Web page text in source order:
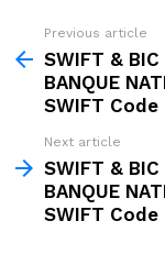
more
Previous article
SWIFT & BIC
BANQUE
SWIFT Code
Next article
SWIFT & BIC
BANQUE
SWIFT Code